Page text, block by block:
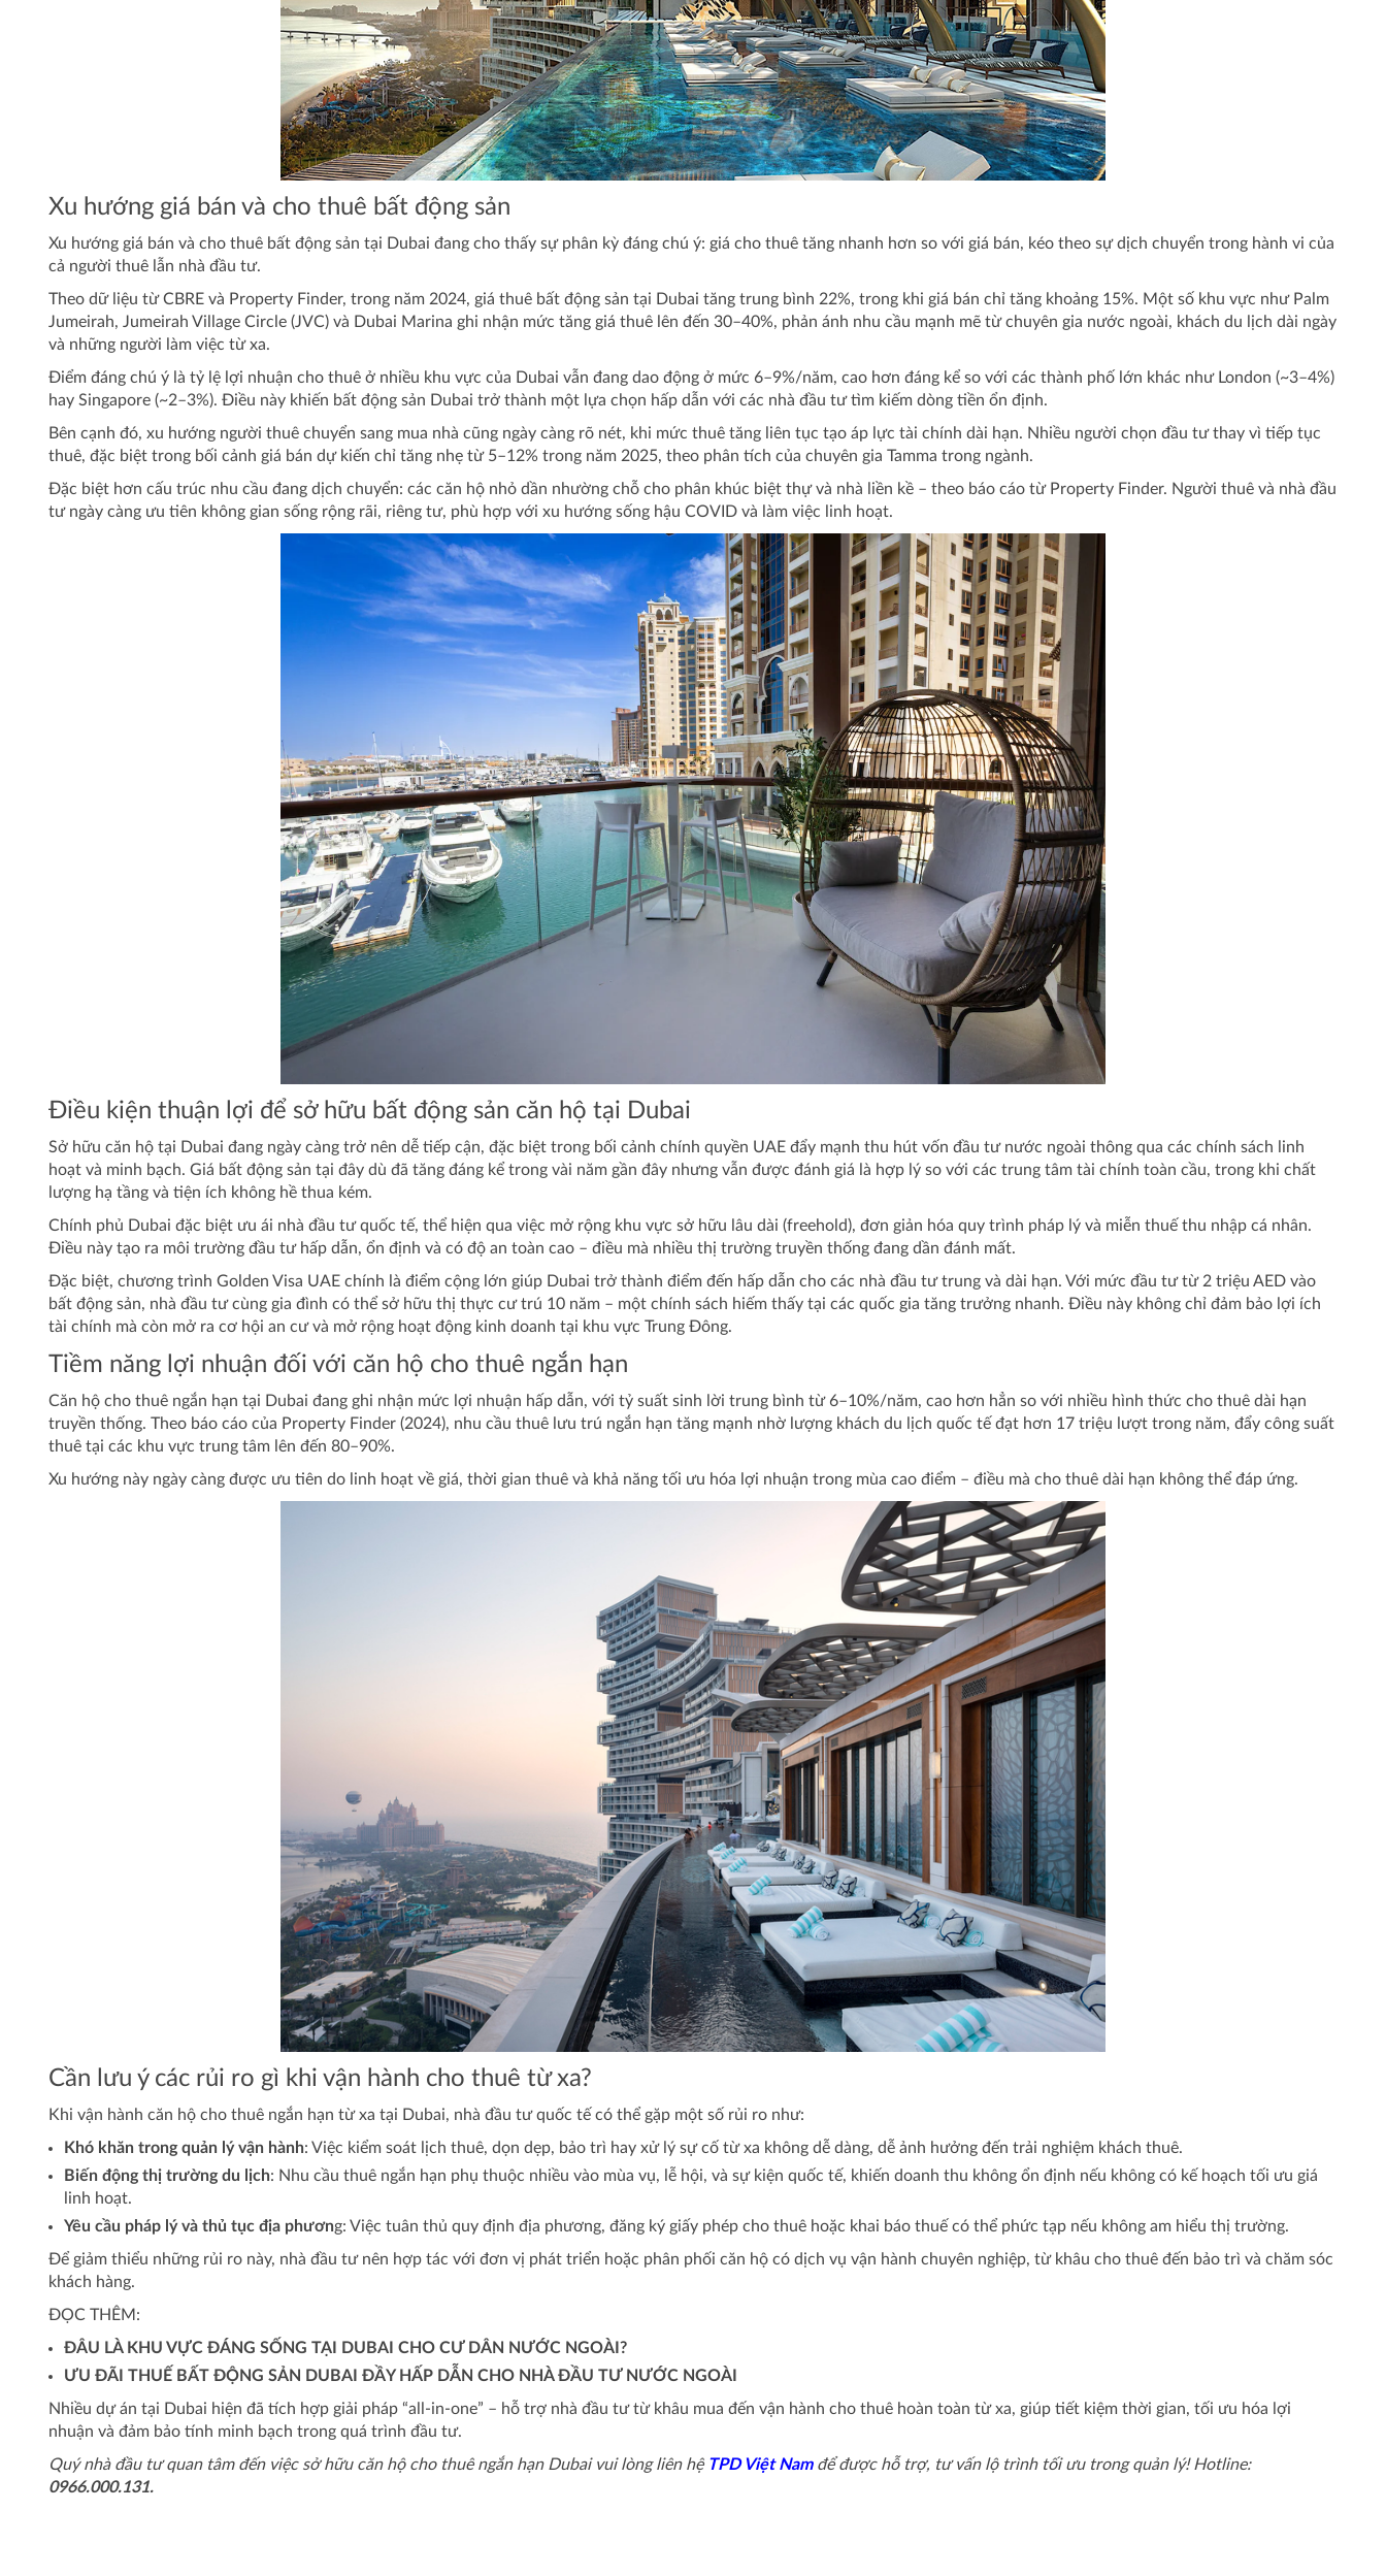
Xu hướng giá bán và cho thuê bất động sản
Xu hướng giá bán và cho thuê bất động sản tại Dubai đang cho thấy sự phân kỳ đáng chú ý: giá cho thuê tăng nhanh hơn so với giá bán, kéo theo sự dịch chuyển trong hành vi của
cả người thuê lẫn nhà đầu tư.
Theo dữ liệu từ CBRE và Property Finder, trong năm 2024, giá thuê bất động sản tại Dubai tăng trung bình 22%, trong khi giá bán chỉ tăng khoảng 15%. Một số khu vực như Palm
Jumeirah, Jumeirah Village Circle (JVC) và Dubai Marina ghi nhận mức tăng giá thuê lên đến 30–40%, phản ánh nhu cầu mạnh mẽ từ chuyên gia nước ngoài, khách du lịch dài ngày
và những người làm việc từ xa.
Điểm đáng chú ý là tỷ lệ lợi nhuận cho thuê ở nhiều khu vực của Dubai vẫn đang dao động ở mức 6–9%/năm, cao hơn đáng kể so với các thành phố lớn khác như London (~3–4%)
hay Singapore (~2–3%). Điều này khiến bất động sản Dubai trở thành một lựa chọn hấp dẫn với các nhà đầu tư tìm kiếm dòng tiền ổn định.
Bên cạnh đó, xu hướng người thuê chuyển sang mua nhà cũng ngày càng rõ nét, khi mức thuê tăng liên tục tạo áp lực tài chính dài hạn. Nhiều người chọn đầu tư thay vì tiếp tục
thuê, đặc biệt trong bối cảnh giá bán dự kiến chỉ tăng nhẹ từ 5–12% trong năm 2025, theo phân tích của chuyên gia Tamma trong ngành.
Đặc biệt hơn cấu trúc nhu cầu đang dịch chuyển: các căn hộ nhỏ dần nhường chỗ cho phân khúc biệt thự và nhà liền kề – theo báo cáo từ Property Finder. Người thuê và nhà đầu
tư ngày càng ưu tiên không gian sống rộng rãi, riêng tư, phù hợp với xu hướng sống hậu COVID và làm việc linh hoạt.
Điều kiện thuận lợi để sở hữu bất động sản căn hộ tại Dubai
Sở hữu căn hộ tại Dubai đang ngày càng trở nên dễ tiếp cận, đặc biệt trong bối cảnh chính quyền UAE đẩy mạnh thu hút vốn đầu tư nước ngoài thông qua các chính sách linh
hoạt và minh bạch. Giá bất động sản tại đây dù đã tăng đáng kể trong vài năm gần đây nhưng vẫn được đánh giá là hợp lý so với các trung tâm tài chính toàn cầu, trong khi chất
lượng hạ tầng và tiện ích không hề thua kém.
Chính phủ Dubai đặc biệt ưu ái nhà đầu tư quốc tế, thể hiện qua việc mở rộng khu vực sở hữu lâu dài (freehold), đơn giản hóa quy trình pháp lý và miễn thuế thu nhập cá nhân.
Điều này tạo ra môi trường đầu tư hấp dẫn, ổn định và có độ an toàn cao – điều mà nhiều thị trường truyền thống đang dần đánh mất.
Đặc biệt, chương trình Golden Visa UAE chính là điểm cộng lớn giúp Dubai trở thành điểm đến hấp dẫn cho các nhà đầu tư trung và dài hạn. Với mức đầu tư từ 2 triệu AED vào
bất động sản, nhà đầu tư cùng gia đình có thể sở hữu thị thực cư trú 10 năm – một chính sách hiếm thấy tại các quốc gia tăng trưởng nhanh. Điều này không chỉ đảm bảo lợi ích
tài chính mà còn mở ra cơ hội an cư và mở rộng hoạt động kinh doanh tại khu vực Trung Đông.
Tiềm năng lợi nhuận đối với căn hộ cho thuê ngắn hạn
Căn hộ cho thuê ngắn hạn tại Dubai đang ghi nhận mức lợi nhuận hấp dẫn, với tỷ suất sinh lời trung bình từ 6–10%/năm, cao hơn hẳn so với nhiều hình thức cho thuê dài hạn
truyền thống. Theo báo cáo của Property Finder (2024), nhu cầu thuê lưu trú ngắn hạn tăng mạnh nhờ lượng khách du lịch quốc tế đạt hơn 17 triệu lượt trong năm, đẩy công suất
thuê tại các khu vực trung tâm lên đến 80–90%.
Xu hướng này ngày càng được ưu tiên do linh hoạt về giá, thời gian thuê và khả năng tối ưu hóa lợi nhuận trong mùa cao điểm – điều mà cho thuê dài hạn không thể đáp ứng.
Cần lưu ý các rủi ro gì khi vận hành cho thuê từ xa?
Khi vận hành căn hộ cho thuê ngắn hạn từ xa tại Dubai, nhà đầu tư quốc tế có thể gặp một số rủi ro như:
Khó khăn trong quản lý vận hành: Việc kiểm soát lịch thuê, dọn dẹp, bảo trì hay xử lý sự cố từ xa không dễ dàng, dễ ảnh hưởng đến trải nghiệm khách thuê.
Biến động thị trường du lịch: Nhu cầu thuê ngắn hạn phụ thuộc nhiều vào mùa vụ, lễ hội, và sự kiện quốc tế, khiến doanh thu không ổn định nếu không có kế hoạch tối ưu giá
linh hoạt.
Yêu cầu pháp lý và thủ tục địa phương: Việc tuân thủ quy định địa phương, đăng ký giấy phép cho thuê hoặc khai báo thuế có thể phức tạp nếu không am hiểu thị trường.
Để giảm thiểu những rủi ro này, nhà đầu tư nên hợp tác với đơn vị phát triển hoặc phân phối căn hộ có dịch vụ vận hành chuyên nghiệp, từ khâu cho thuê đến bảo trì và chăm sóc
khách hàng.
ĐỌC THÊM:
ĐÂU LÀ KHU VỰC ĐÁNG SỐNG TẠI DUBAI CHO CƯ DÂN NƯỚC NGOÀI?
ƯU ĐÃI THUẾ BẤT ĐỘNG SẢN DUBAI ĐẦY HẤP DẪN CHO NHÀ ĐẦU TƯ NƯỚC NGOÀI
Nhiều dự án tại Dubai hiện đã tích hợp giải pháp “all-in-one” – hỗ trợ nhà đầu tư từ khâu mua đến vận hành cho thuê hoàn toàn từ xa, giúp tiết kiệm thời gian, tối ưu hóa lợi
nhuận và đảm bảo tính minh bạch trong quá trình đầu tư.
Quý nhà đầu tư quan tâm đến việc sở hữu căn hộ cho thuê ngắn hạn Dubai vui lòng liên hệ TPD Việt Namđể được hỗ trợ, tư vấn lộ trình tối ưu trong quản lý! Hotline:
0966.000.131.